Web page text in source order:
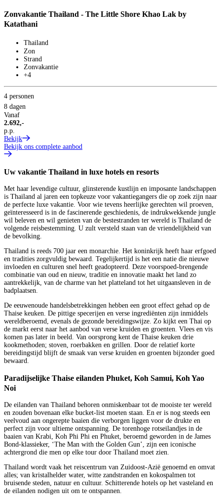
Zonvakantie Thailand - The Little Shore Khao Lak by
Katathani
Thailand
Zon
Strand
Zonvakantie
+4
4 personen
8 dagen
Vanaf
2.692,-
p.p.
Bekijk
Bekijk ons complete aanbod
Uw vakantie Thailand in luxe hotels en resorts
Met haar levendige cultuur, glinsterende kustlijn en imposante landschappen
is Thailand al jaren een topkeuze voor vakantiegangers die op zoek zijn naar
de perfecte luxe vakantie. Voor wie tevens heerlijke gerechten wil proeven,
geïnteresseerd is in de fascinerende geschiedenis, de indrukwekkende jungle
wil beleven en wil genieten van de bestestranden ter wereld is Thailand de
volgende reisbestemming. U zult versteld staan van de vriendelijkheid van
de bevolking.
Thailand is reeds 700 jaar een monarchie. Het koninkrijk heeft haar erfgoed
en tradities zorgvuldig bewaard. Tegelijkertijd is het een natie die nieuwe
invloeden en culturen snel heeft geadopteerd. Deze voorspoed-brengende
combinatie van oud en nieuw, traditie en innovatie maakt het land zo
aantrekkelijk, van de charme van het platteland tot het uitgaansleven in de
badplaatsen.
De eeuwenoude handelsbetrekkingen hebben een groot effect gehad op de
Thaise keuken. De pittige specerijen en verse ingrediënten zijn inmiddels
wereldberoemd, evenals de gezonde bereidingswijze. Zo kijkt een Thai op
de markt eerst naar het aanbod van verse kruiden en groenten. Vlees en vis
komen pas later in beeld. Van oorsprong kent de Thaise keuken drie
kookmethoden; stoven, roerbakken en grillen. Door de relatief korte
bereidingstijd blijft de smaak van verse kruiden en groenten bijzonder goed
bewaard.
Paradijselijke Thaise eilanden Phuket, Koh Samui, Koh Yao
Noi
De eilanden van Thailand behoren onmiskenbaar tot de mooiste ter wereld
en zouden bovenaan elke bucket-list moeten staan. En er is nog steeds een
veelvoud aan ongerepte baaien die verborgen liggen voor de drukte en
perfect zijn voor ultieme ontspanning. De torenhoge rotseilandjes in de
baaien van Krabi, Koh Phi Phi en Phuket, beroemd geworden in de James
Bond-klassieker, ‘The Man with the Golden Gun’, zijn een iconische
achtergrond die men op elke tour door Thailand moet zien.
Thailand wordt vaak het reiscentrum van Zuidoost-Azië genoemd en omvat
alles; van kristalhelder water, witte zandstranden en kokospalmen tot
bruisende steden, natuur en cultuur. Schitterende hotels op het vasteland en
de eilanden nodigen uit om te ontspannen.